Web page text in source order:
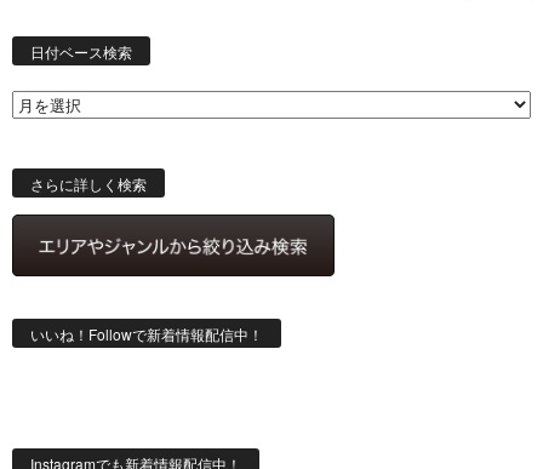
日付ベース検索
ス
索
さらに詳しく検索
いいね！Followで新着情報配信中！
Instagramでも新着情報配信中！